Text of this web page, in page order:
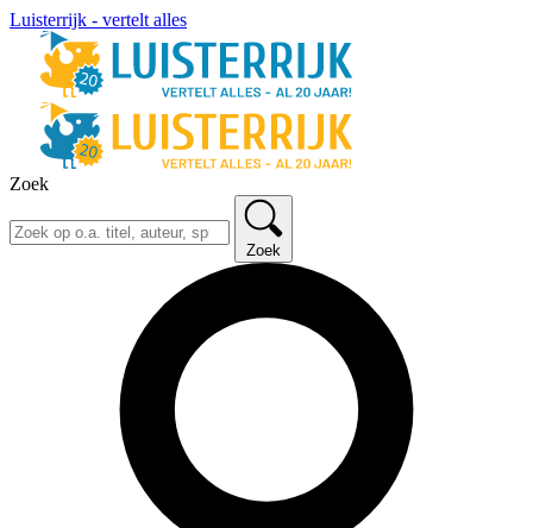
Luisterrijk - vertelt alles
Zoek
Zoek